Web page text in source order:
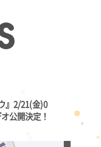
』2/21(金)0
公開決定！